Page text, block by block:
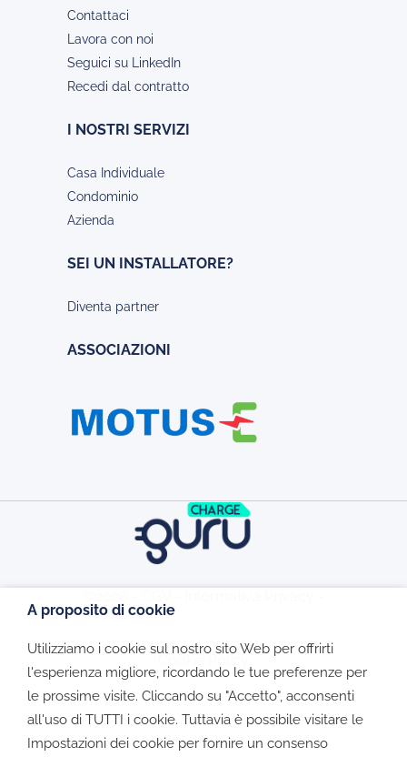
Contattaci
Lavora con noi
Seguici su LinkedIn
Recedi dal contratto
I NOSTRI SERVIZI
Casa Individuale
Condominio
Azienda
SEI UN INSTALLATORE?
Diventa partner
ASSOCIAZIONI
A proposito di cookie
Utilizziamo i cookie sul nostro sito Web per offrirti
l'esperienza migliore, ricordando le tue preferenze per
le prossime visite. Cliccando su "Accetto", acconsenti
all'uso di TUTTI i cookie. Tuttavia è possibile visitare le
Impostazioni dei cookie per fornire un consenso